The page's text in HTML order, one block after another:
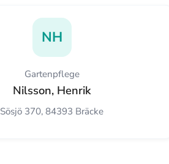
NH
Gartenpflege
Nilsson, Henrik
Sösjö 370, 84393 Bräcke